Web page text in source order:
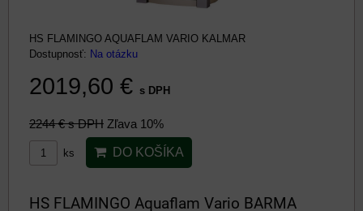
HS FLAMINGO AQUAFLAM VARIO KALMAR
Dostupnosť: Na otázku
2019,60 € s DPH
2244 €s DPH Zľava 10%
ks DO KOŠÍKA
HS FLAMINGO Aquaflam Vario BARMA